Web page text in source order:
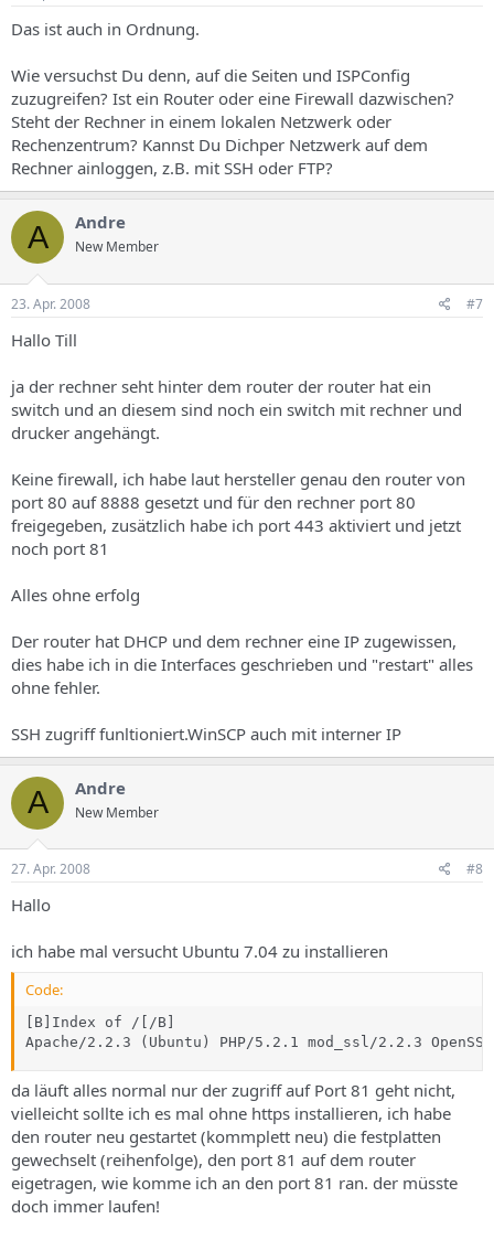
Das ist auch in Ordnung.
Wie versuchst Du denn, auf die Seiten und ISPConfig
zuzugreifen? Ist ein Router oder eine Firewall dazwischen?
Steht der Rechner in einem lokalen Netzwerk oder
Rechenzentrum? Kannst Du Dichper Netzwerk auf dem
Rechner ainloggen, z.B. mit SSH oder FTP?
A Andre
New Member
23. Apr. 2008 #7
Hallo Till
ja der rechner seht hinter dem router der router hat ein
switch und an diesem sind noch ein switch mit rechner und
drucker angehängt.
Keine firewall, ich habe laut hersteller genau den router von
port 80 auf 8888 gesetzt und für den rechner port 80
freigegeben, zusätzlich habe ich port 443 aktiviert und jetzt
noch port 81
Alles ohne erfolg
Der router hat DHCP und dem rechner eine IP zugewissen,
dies habe ich in die Interfaces geschrieben und "restart" alles
ohne fehler.
SSH zugriff funltioniert.WinSCP auch mit interner IP
A Andre
New Member
27. Apr. 2008 #8
Hallo
ich habe mal versucht Ubuntu 7.04 zu installieren
Code:
[B]Index of /[/B]
Apache/2.2.3 (Ubuntu) PHP/5.2.1 mod_ssl/2.2.3
da läuft alles normal nur der zugriff auf Port 81 geht nicht,
vielleicht sollte ich es mal ohne https installieren, ich habe
den router neu gestartet (kommplett neu) die festplatten
gewechselt (reihenfolge), den port 81 auf dem router
eigetragen, wie komme ich an den port 81 ran. der müsste
doch immer laufen!